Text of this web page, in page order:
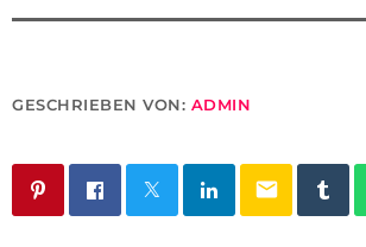
GESCHRIEBEN VON: ADMIN
email